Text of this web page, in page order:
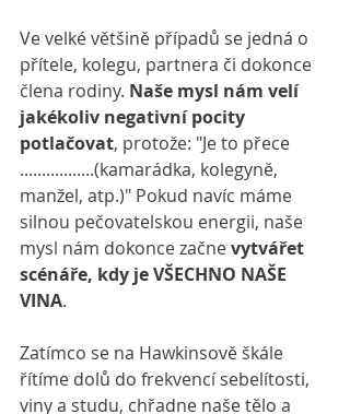
Ve velké většině případů se jedná o
přítele, kolegu, partnera či dokonce
člena rodiny. Naše mysl nám velí
jakékoliv negativní pocity
potlačovat, protože: "Je to přece
.................(kamarádka, kolegyně,
manžel, atp.)" Pokud navíc máme
silnou pečovatelskou energii, naše
mysl nám dokonce začne vytvářet
scénáře, kdy je VŠECHNO NAŠE
VINA.
Zatímco se na Hawkinsově škále
řítíme dolů do frekvencí sebelítosti,
viny a studu, chřadne naše tělo a